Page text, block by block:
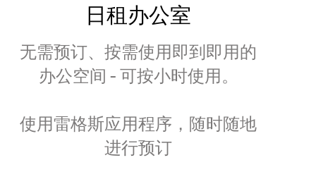
日租办公室
无需预订、按需使用即到即用的
办公空间 - 可按小时使用。
使用雷格斯应用程序，随时随地
进行预订